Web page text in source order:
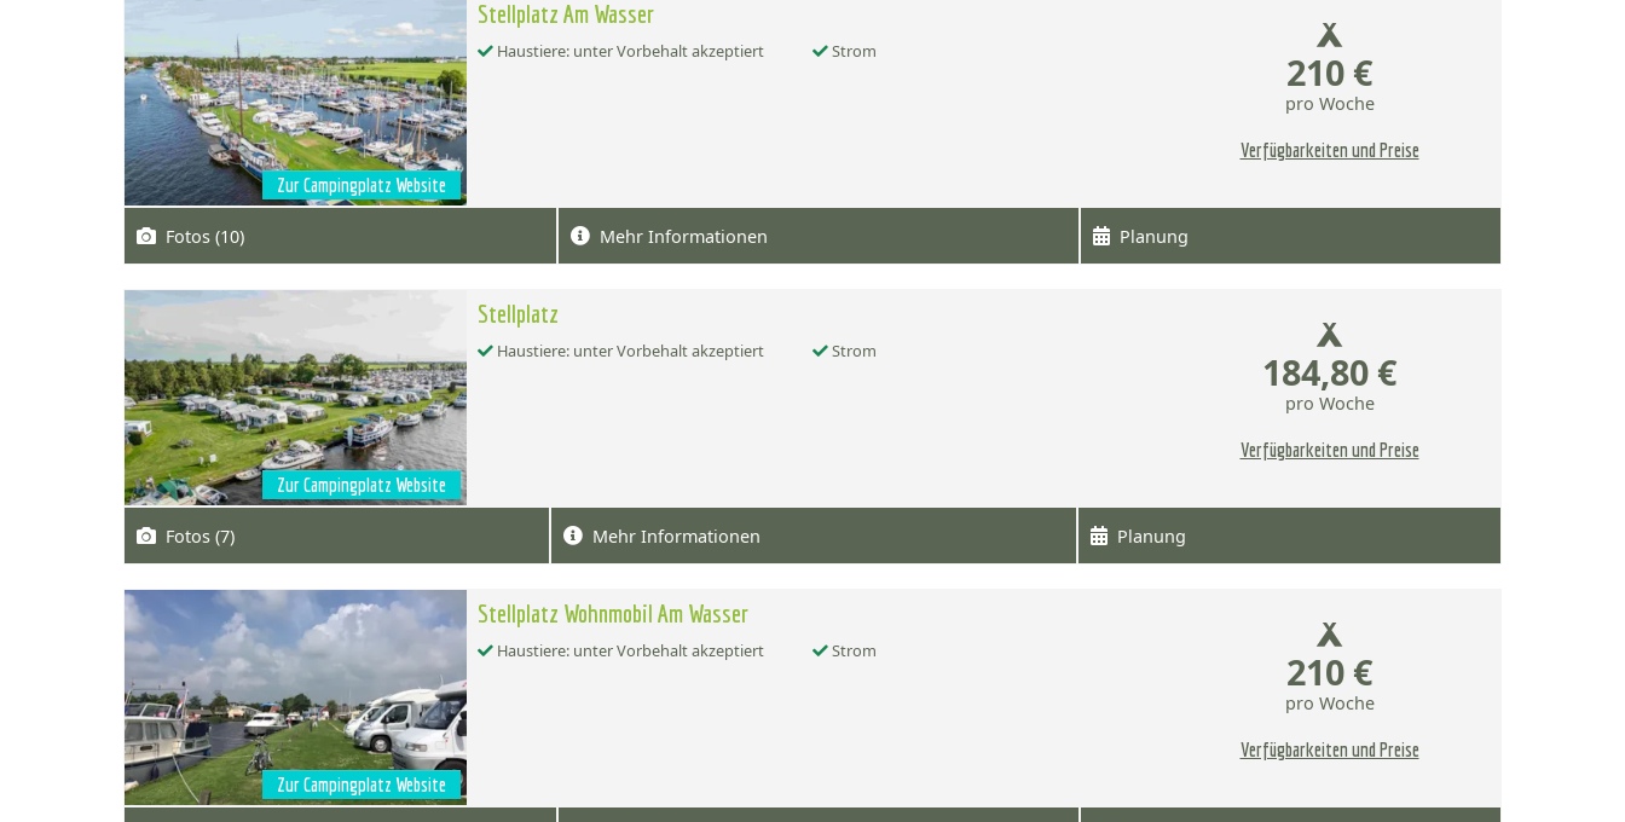
Zur Campingplatz Website
Stellplatz Am Wasser
Haustiere: unter Vorbehalt akzeptiert Strom 210 €
pro Woche
Verfügbarkeiten und Preise
Fotos (10) Mehr Informationen Planung
Zur Campingplatz Website
Stellplatz
Haustiere: unter Vorbehalt akzeptiert Strom 184,80 €
pro Woche
Verfügbarkeiten und Preise
Fotos (7) Mehr Informationen Planung
Zur Campingplatz Website
Stellplatz Wohnmobil Am Wasser
Haustiere: unter Vorbehalt akzeptiert Strom 210 €
pro Woche
Verfügbarkeiten und Preise